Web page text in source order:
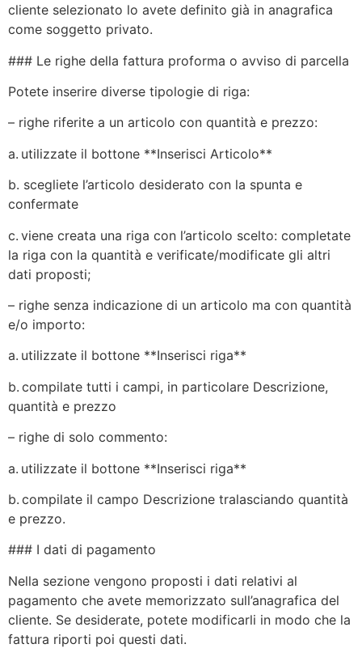
cliente selezionato lo avete definito già in anagrafica
come soggetto privato.
### Le righe della fattura proforma o avviso di parcella
Potete inserire diverse tipologie di riga:
– righe riferite a un articolo con quantità e prezzo:
a. utilizzate il bottone **Inserisci Articolo**
b. scegliete l’articolo desiderato con la spunta e
confermate
c. viene creata una riga con l’articolo scelto: completate
la riga con la quantità e verificate/modificate gli altri
dati proposti;
– righe senza indicazione di un articolo ma con quantità
e/o importo:
a. utilizzate il bottone **Inserisci riga**
b. compilate tutti i campi, in particolare Descrizione,
quantità e prezzo
– righe di solo commento:
a. utilizzate il bottone **Inserisci riga**
b. compilate il campo Descrizione tralasciando quantità
e prezzo.
### I dati di pagamento
Nella sezione vengono proposti i dati relativi al
pagamento che avete memorizzato sull’anagrafica del
cliente. Se desiderate, potete modificarli in modo che la
fattura riporti poi questi dati.